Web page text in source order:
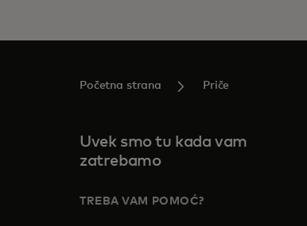
Početna strana Priče
Uvek smo tu kada vam
zatrebamo
TREBA VAM POMOĆ?